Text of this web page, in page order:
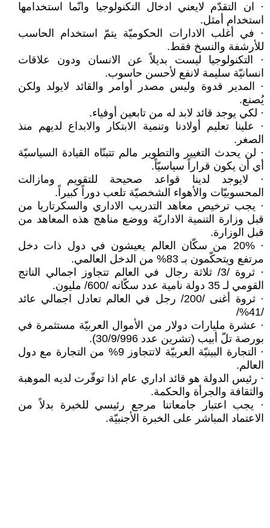
· ان التقدّم لايعني ادخال التكنولوجيا وانّما استخدامها
استخدام أمثل.
· في أغلب الادارات الحكوميّة يتمّ استخدام الحاسب
للأرشفة والنسخ فقط.
· التكنولوجيا ليست بديلاً عن الانسان ودون علاقات
انسانيّة سليمة لانفع لأحسن حاسوب.
· المدير قدوة وليس مصدر أوامر والقائد لايولد ولكن
يُصنع.
· لكي يوجد قائد لابد له من تابعين أوفياء.
· علينا تعليم أولادنا وتنمية الابتكار والابداع لديهم منذ
الصغر.
· لن يحدث التغيير والتطوير مالم تتبنّاه القيادة السياسيّة
أي أن يكون قراراً سياسيّاً.
· لايوجد لدينا قواعد صحيحة للتقويم ومازالت
المحسوبيّات والأهواء الشخصيّة تلعب دوراً كبيراً.
· يجب ترخيص معاهد التدريب الاداري والسكرتاريا من
قبل وزارة التنمية الاداريّة ووضع مناهج هذه المعاهد من
قبل الوزارة.
· 20% من سكّان العالم يعيشون في دول ذات دخل
مرتفع ويتحكّمون بـ 83% من الدخل العالمي.
· ثروة /3/ ثلاثة رجال في العالم تتجاوز اجمالي الناتج
القومي لـ 35 دولة نامية عدد سكّانه /600/ مليون.
· ثروة أغنى /200/ رجل في العالم تعادل اجمالي عائد
/41%/
· عشرة مليارات دولار من الأموال العربيّة مستثمرة في
بورصة تلّ أبيب (تشرين عدد 30/9/996).
· التجارة البينيّة العربيّة لاتتجاوز 9% من التجارة مع دول
العالم.
· رئيس الدولة هو قائد اداري عام اذا توفّرت لديه الموهبة
والثقافة والجرأة والحكمة.
· يجب اعتبار جامعاتنا مرجع رئيسي للخبرة بدلاً من
الاعتماد المباشر على الخبرة الأجنبيّة.